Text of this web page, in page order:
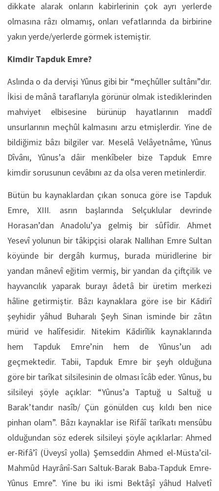
dikkate alarak onların kabirlerinin çok ayrı yerlerde
olmasına râzı olmamış, onları vefatlarında da birbirine
yakın yerde/yerlerde görmek istemiştir.
Kimdir Tapduk Emre?
Aslında o da dervişi Yûnus gibi bir “meçhûller sultânı”dır.
İkisi de mânâ taraflarıyla görünür olmak istediklerinden
mahviyet elbisesine bürünüp hayatlarının maddî
unsurlarının meçhûl kalmasını arzu etmişlerdir. Yine de
bildiğimiz bâzı bilgiler var. Meselâ Velâyetnâme, Yûnus
Dîvânı, Yûnus’a dâir menkîbeler bize Tapduk Emre
kimdir sorusunun cevâbını az da olsa veren metinlerdir.
Bütün bu kaynaklardan çıkan sonuca göre ise Tapduk
Emre, XIII. asrın başlarında Selçuklular devrinde
Horasan’dan Anadolu’ya gelmiş bir sûfîdir. Ahmet
Yesevî yolunun bir tâkipçisi olarak Nallıhan Emre Sultan
köyünde bir dergâh kurmuş, burada müridlerine bir
yandan mânevî eğitim vermiş, bir yandan da çiftçilik ve
hayvancılık yaparak burayı âdetâ bir üretim merkezi
hâline getirmiştir. Bâzı kaynaklara göre ise bir Kādirî
şeyhidir yâhud Buharalı Şeyh Sinan isminde bir zâtın
mürid ve halîfesidir. Nitekim Kādirîlik kaynaklarında
hem Tapduk Emre’nin hem de Yûnus’un adı
geçmektedir. Tabii, Tapduk Emre bir şeyh olduğuna
göre bir tarîkat silsilesinin de olması îcâb eder. Yûnus, bu
silsileyi şöyle açıklar: “Yûnus’a Taptuğ u Saltuğ u
Barak’tandır nasîb/ Çün gönülden cuş kıldı ben nice
pinhan olam”. Bâzı kaynaklar ise Rifâî tarîkatı mensûbu
olduğundan söz ederek silsileyi şöyle açıklarlar: Ahmed
er-Rifâ’î (Üveysî yolla) Şemseddin Ahmed el-Müsta’cil-
Mahmûd Hayrânî-Sarı Saltuk-Barak Baba-Tapduk Emre-
Yûnus Emre”. Yine bu iki ismi Bektâşî yâhud Halvetî